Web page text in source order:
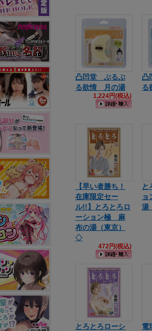
凸凹堂 ぶるぶ
る欲情 月の湯
1,224円(税込)
凸
る
【早い者勝ち！
在庫限定セー
ル!!】とろとろロ
ーション極 麻
布の湯（東京）
◇
472円(税込)
と
湯
とろとろローシ
電